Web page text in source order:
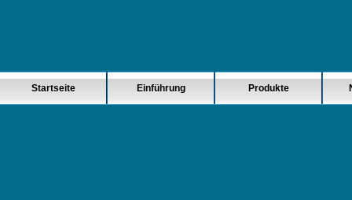
Startseite Einführung Produkte